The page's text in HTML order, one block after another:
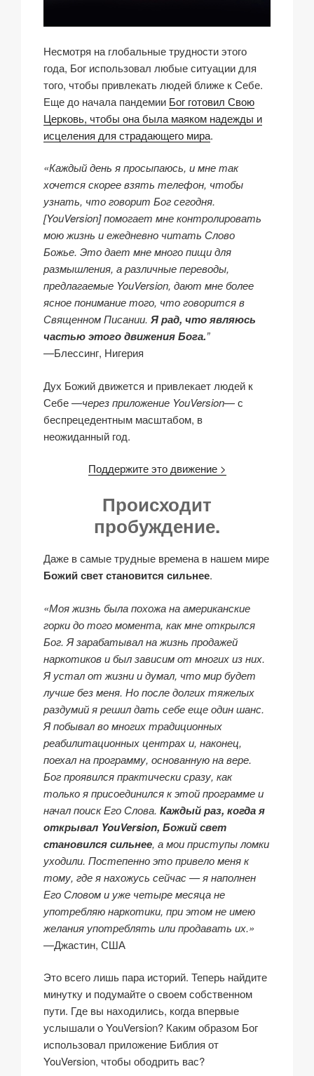
Несмотря на глобальные трудности этого
года, Бог использовал любые ситуации для
того, чтобы привлекать людей ближе к Себе.
Еще до начала пандемии Бог готовил Свою
Церковь, чтобы она была маяком надежды и
исцеления для страдающего мира.
«Каждый день я просыпаюсь, и мне так
хочется скорее взять телефон, чтобы
узнать, что говорит Бог сегодня.
[YouVersion] помогает мне контролировать
мою жизнь и ежедневно читать Слово
Божье. Это дает мне много пищи для
размышления, а различные переводы,
предлагаемые YouVersion, дают мне более
ясное понимание того, что говорится в
Священном Писании. Я рад, что являюсь
частью этого движения Бога.”
—Блессинг, Нигерия
Дух Божий движется и привлекает людей к
Себе —через приложение YouVersion— с
беспрецедентным масштабом, в
неожиданный год.
Поддержите это движение >
Происходит
пробуждение.
Даже в самые трудные времена в нашем мире
Божий свет становится сильнее.
«Моя жизнь была похожа на американские
горки до того момента, как мне открылся
Бог. Я зарабатывал на жизнь продажей
наркотиков и был зависим от многих из них.
Я устал от жизни и думал, что мир будет
лучше без меня. Но после долгих тяжелых
раздумий я решил дать себе еще один шанс.
Я побывал во многих традиционных
реабилитационных центрах и, наконец,
поехал на программу, основанную на вере.
Бог проявился практически сразу, как
только я присоединился к этой программе и
начал поиск Его Слова. Каждый раз, когда я
открывал YouVersion, Божий свет
становился сильнее, а мои приступы ломки
уходили. Постепенно это привело меня к
тому, где я нахожусь сейчас — я наполнен
Его Словом и уже четыре месяца не
употребляю наркотики, при этом не имею
желания употреблять или продавать их.»
—Джастин, США
Это всего лишь пара историй. Теперь найдите
минутку и подумайте о своем собственном
пути. Где вы находились, когда впервые
услышали о YouVersion? Каким образом Бог
использовал приложение Библия от
YouVersion, чтобы ободрить вас?